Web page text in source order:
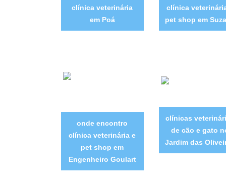
clínica veterinária
em Poá
clínica
pet shop em
onde encontro
clínica veterinária e
pet shop em
Engenheiro Goulart
clínicas
de cão e gato
Jardim das